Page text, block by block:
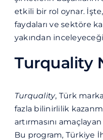
etkili bir rol oynar.
faydaları ve sektöre
yakından
Turquality
Turquality, Türk
fazla bilinirlilik
artırmasını
Bu program, Türkiye